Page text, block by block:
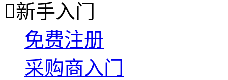
新手入门
免费注册
采购商入门